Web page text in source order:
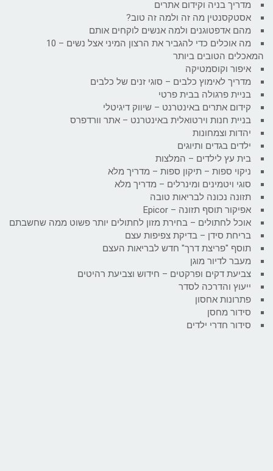
מדריך בניה וקידום אתרים
אסטקסנטין מה זה ולמה זה טוב?
מהם אדפטוגנים ולמה אנשים לוקחים אותם
מה אוכלים כדי להגביר את הרצון המיני אצל נשים – 10
המאכלים הטובים ביותר
איפור וקוסמטיקה
מדריך לאימוץ כלבים – סוגי זנים של כלבים
בניית פרגולה בבית פרטי
קידום אתרים באינטרנט – שיווק דיגיטלי
בניית חנות וירטואלית באינטרנט – אתר וורדפרס
יהדות וצמחונות
ילדים בגדים ותיוגים
בית עץ לילדים – המלצות
ניקוי ספות – תיקון ספות – מדריך מלא
סוגי ויטמינים ומינרלים – מדריך מלא
תזונה נכונה לבריאות טובה
אפיקור תוסף תזונה – Epicor
אוכל לחתולים – בחירת מזון לחתולים יותר פשוט ממה שחשבתם
בריחת סידן – בדיקת צפיפות עצם
תוסף "פריצת דרך" חדש לבריאות העצם
מעבר לדיור מוגן
צביעת דקים ופרקטים – חידוש וצביעת רהיטים
ייעוץ והדרכה לסדר
פתרונות אחסון
סידור מחסן
סידור חדרי ילדים